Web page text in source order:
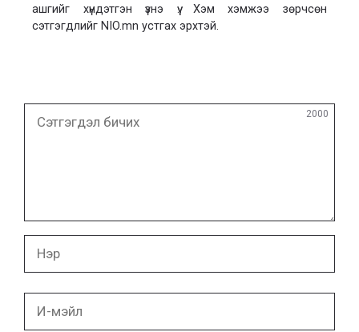
ашгийг хүндэтгэн үзнэ үү. Хэм хэмжээ зөрчсөн
сэтгэгдлийг NIO.mn устгах эрхтэй.
бичих
2000